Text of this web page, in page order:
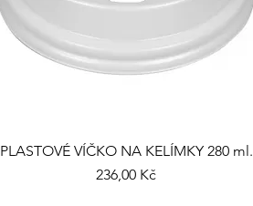
PLASTOVÉ VÍČKO NA KELÍMKY 280 ml.
Cena
236,00 Kč